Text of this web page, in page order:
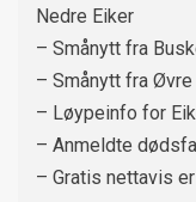
Nedre Eiker
– Smånytt fra
– Smånytt fra Øvre
– Løypeinfo for
– Anmeldte
– Gratis nettavis